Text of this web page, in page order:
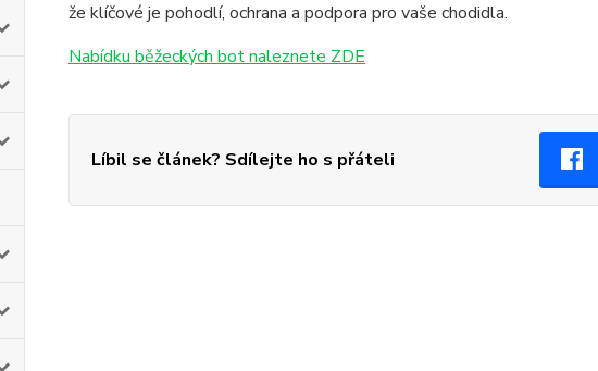
že klíčové je pohodlí, ochrana a podpora pro vaše chodidla.
Nabídku běžeckých bot naleznete ZDE
Líbil se článek? Sdílejte ho s přáteli